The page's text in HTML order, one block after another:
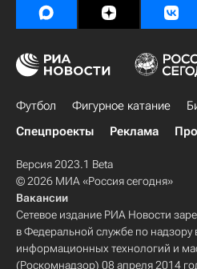
Футбол Фигурное катание
Спецпроекты
Реклама
Версия 2023.1 Beta
© 2026 МИА «Россия сегодня»
Вакансии
Сетевое издание РИА Новости
в Федеральной службе по надзору
информационных технологий и
(Роскомнадзор) 08 апреля 2014